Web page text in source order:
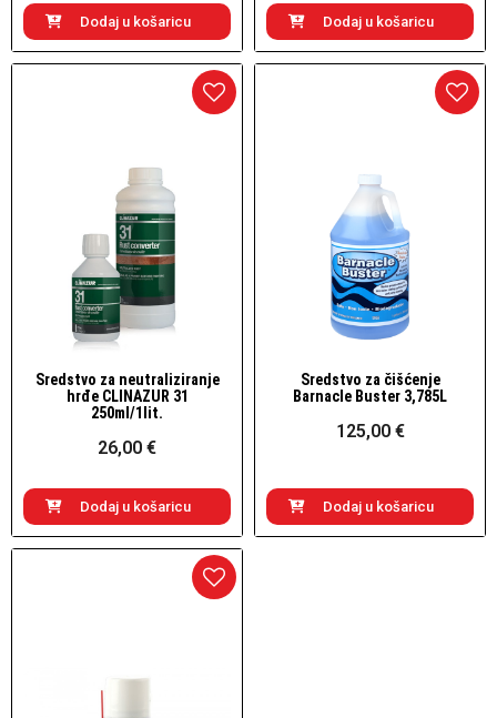
Dodaj u košaricu Dodaj u košaricu
Brzi pogled
Sredstvo za neutraliziranje
hrđe CLINAZUR 31
250ml/1lit.
26,00 €
Dodaj u košaricu
Brzi pogled
Sredstvo za čišćenje
Barnacle Buster 3,785L
125,00 €
Dodaj u košaricu